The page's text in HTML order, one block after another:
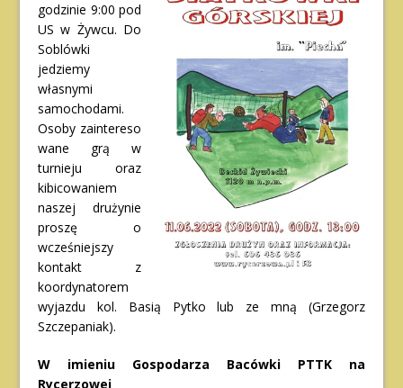
godzinie 9:00 pod
US w Żywcu. Do
Soblówki
jedziemy
własnymi
samochodami.
Osoby zaintereso
wane grą w
turnieju oraz
kibicowaniem
naszej drużynie
proszę o
wcześniejszy
kontakt z
koordynatorem
wyjazdu kol. Basią Pytko lub ze mną (Grzegorz
Szczepaniak).
W imieniu Gospodarza Bacówki PTTK na
Rycerzowej